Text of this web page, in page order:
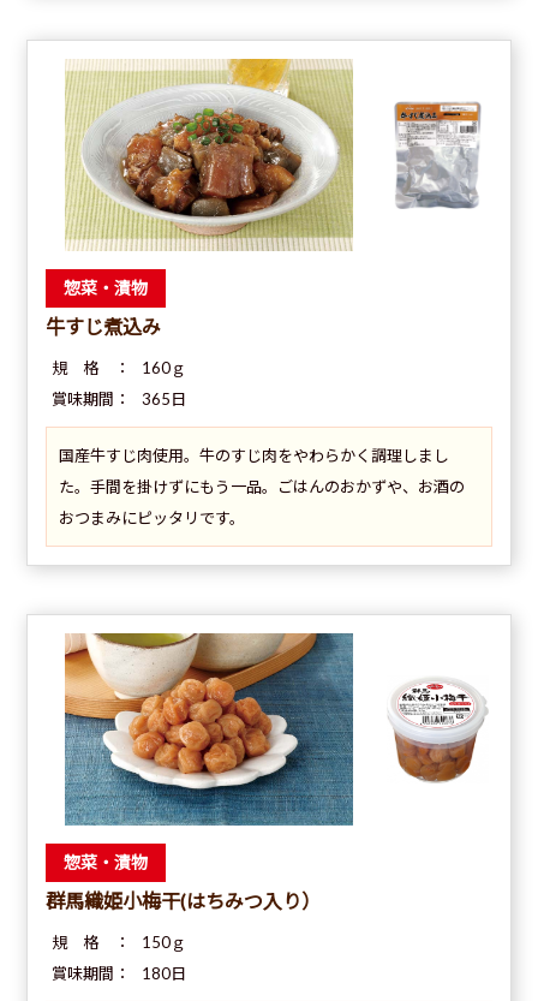
惣菜・漬物
牛すじ煮込み
規 格 ：
160ｇ
賞味期間：
365日
国産牛すじ肉使用。牛のすじ肉をやわらかく調理しまし
た。手間を掛けずにもう一品。ごはんのおかずや、お酒の
おつまみにピッタリです。
惣菜・漬物
群馬織姫小梅干(はちみつ入り）
規 格 ：
150ｇ
賞味期間：
180日